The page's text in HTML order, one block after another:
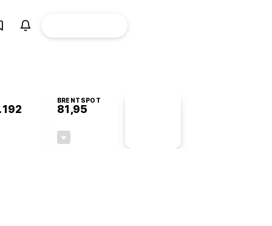
BRENTSPOT
81,95